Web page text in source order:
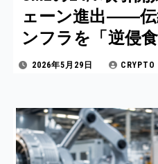
ェーン進出――伝
ンフラを「逆侵
2026年5月29日